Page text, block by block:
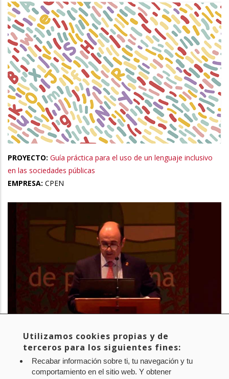
PROYECTO: Guía práctica para el uso de un lenguaje inclusivo
en las sociedades públicas
EMPRESA: CPEN
PROYECTO:Jornada de Experiencias Internacionales en Banca
Utilizamos cookies propias y de
terceros para los siguientes fines:
Recabar información sobre ti, tu navegación y tu
comportamiento en el sitio web. Y obtener